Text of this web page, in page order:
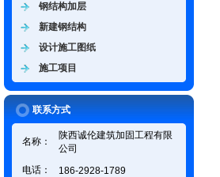
钢结构加层
新建钢结构
设计施工图纸
施工项目
联系方式
名称：
陕西诚伦建筑加固工程有限
公司
电话：
186-2928-1789